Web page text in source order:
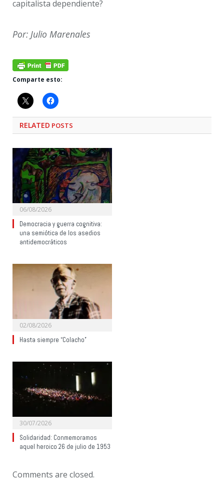
capitalista dependiente?
Por: Julio Marenales
Comparte esto:
RELATED POSTS
06/08/2026
Democracia y guerra cognitiva:
una semiótica de los asedios
antidemocráticos
02/08/2026
Hasta siempre “Colacho”
30/07/2026
Solidaridad: Conmemoramos
aquel heroico 26 de julio de 1953
Comments are closed.